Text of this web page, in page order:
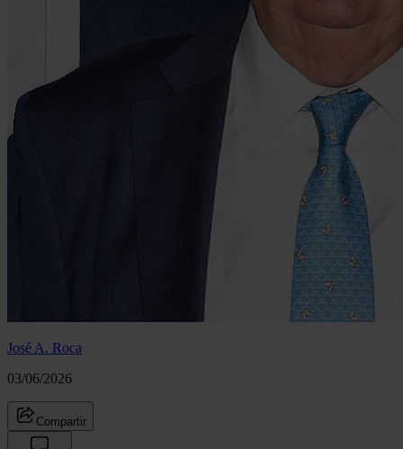
José A. Roca
03/06/2026
Compartir